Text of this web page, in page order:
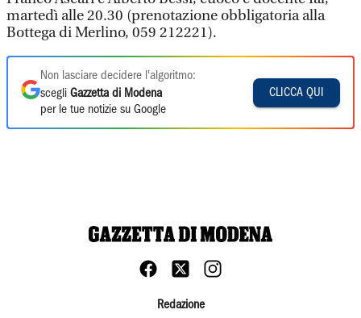
martedì alle 20.30 (prenotazione obbligatoria alla
Bottega di Merlino, 059 212221).
Non lasciare decidere l'algoritmo:
scegli Gazzetta di Modena
per le tue notizie su Google
CLICCA QUI
Redazione